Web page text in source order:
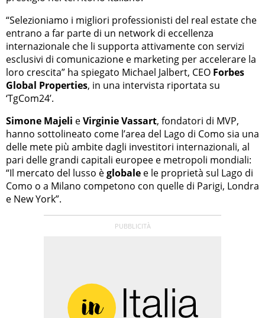
“Selezioniamo i migliori professionisti del real estate che
entrano a far parte di un network di eccellenza
internazionale che li supporta attivamente con servizi
esclusivi di comunicazione e marketing per accelerare la
loro crescita” ha spiegato Michael Jalbert, CEO Forbes
Global Properties, in una intervista riportata su
‘TgCom24’.
Simone Majeli eVirginie Vassart, fondatori di MVP,
hanno sottolineato come l’area del Lago di Como sia una
delle mete più ambite dagli investitori internazionali, al
pari delle grandi capitali europee e metropoli mondiali:
“Il mercato del lusso èglobale e le proprietà sul Lago di
Como o a Milano competono con quelle di Parigi, Londra
e New York”.